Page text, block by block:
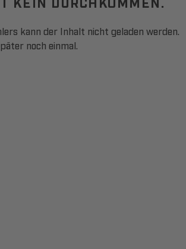
kann der Inhalt nicht geladen werden.
noch einmal.